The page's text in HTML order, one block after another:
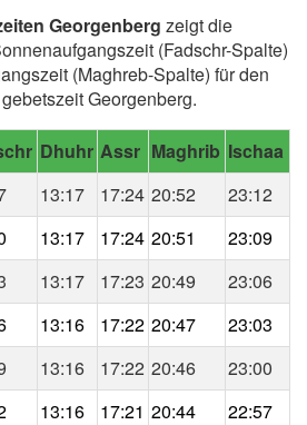
Georgenberg zeigt die
(Fadschr-Spalte)
(Maghreb-Spalte) für den
Georgenberg.
Dhuhr Assr Maghrib Ischaa
13:17 17:24 20:52
23:12
13:17 17:24 20:51
23:09
13:17 17:23 20:49
23:06
13:16 17:22 20:47
23:03
13:16 17:22 20:46
23:00
13:16 17:21 20:44
22:57